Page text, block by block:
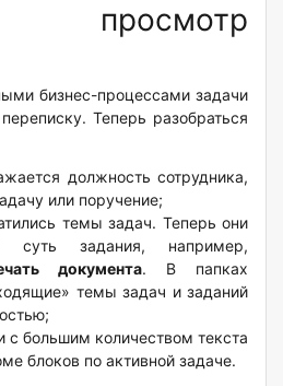
просмотр
бизнес-процессами задачи
Теперь разобраться
должность сотрудника,
или поручение;
темы задач. Теперь они
суть задания, например,
документа. В папках
темы задач и заданий
с большим количеством текста
блоков по активной задаче.